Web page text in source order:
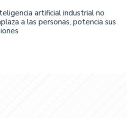
artificial industrial no
a las personas, potencia sus